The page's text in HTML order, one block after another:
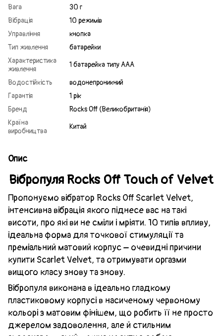
Вага
30 г
Вібрація
10 режимів
Управління
кнопка
Тип живлення
батарейки
Характеристика
живлення
1 батарейка типу ААА
Водостійкість
водонепроникний
Гарантія
1 рік
Бренд
Rocks Off (Великобританія)
Країна
виробництва
Китай
Опис
Вібропуля Rocks Off Touch of Velvet
Пропонуємо вібратор Rocks Off Scarlet Velvet,
інтенсивна вібрація якого піднесе вас на такі
висоти, про які ви не сміли і мріяти. 10 типів впливу,
ідеальна форма для точкової стимуляції та
преміальний матовий корпус – очевидні причини
купити Scarlet Velvet, та отримувати оргазми
вищого класу знову та знову.
Вібропуля виконана в ідеально гладкому
пластиковому корпусі в насиченому червоному
кольорі з матовим фінішем, що робить її не просто
джерелом задоволення, але й стильним